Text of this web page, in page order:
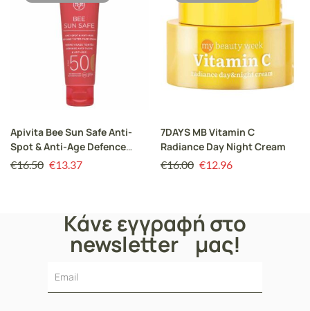
Apivita Bee Sun Safe Anti-
Spot & Anti-Age Defence
Tinted Face Cream SPF50 με
€16.50 €13.37
7DAYS MB Vitamin C
Radiance Day Night Cream
€16.00 €12.96
Κάνε εγγραφή στο
newsletter μας!